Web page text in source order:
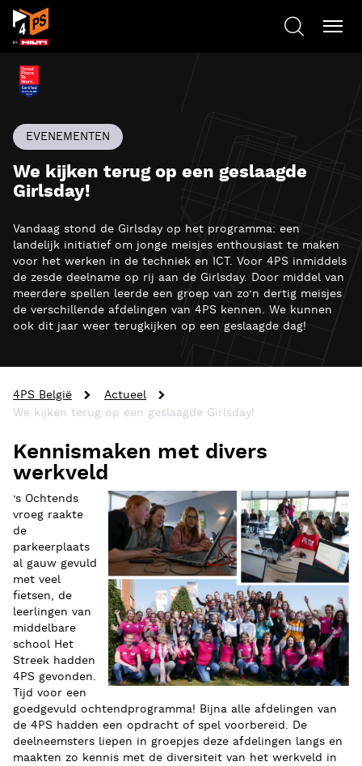
EVENEMENTEN
We kijken terug op een geslaagde
Girlsday!
Vandaag stond de Girlsday op het programma: een
landelijk initiatief om jonge meisjes enthousiast te maken
voor het werken in de techniek en ICT. Voor 4PS inmiddels
de zesde deelname op rij aan de Girlsday. Door middel van
meerdere spellen leerde een groep van zo’n dertig meisjes
de verschillende afdelingen van 4PS kennen. We kunnen
ook dit jaar weer terugkijken op een geslaagde dag!
4PS België
Actueel
We kijken terug op een geslaagde Girlsday!
Kennismaken met divers
werkveld
’s Ochtends
vroeg raakte
de
parkeerplaats
al gauw gevuld
met veel
fietsen, de
leerlingen van
middelbare
school Het
Streek hadden
4PS gevonden.
Tijd voor een
goedgevuld ochtendprogramma! Bijna alle afdelingen van
de 4PS hadden een opdracht of spel voorbereid. De
deelneemsters liepen in groepjes deze afdelingen langs en
maakten zo kennis met de diversiteit van het werkveld in